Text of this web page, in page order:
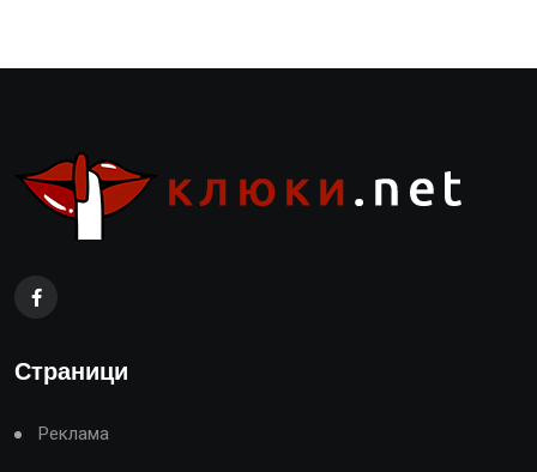
Страници
Реклама